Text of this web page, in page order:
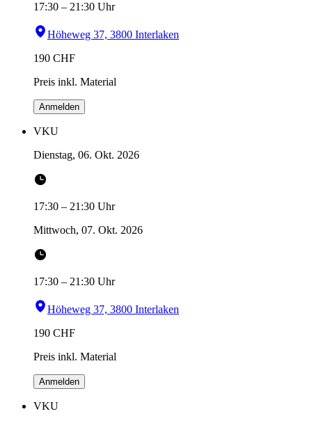
17:30 – 21:30 Uhr
Höheweg 37, 3800 Interlaken
190 CHF
Preis inkl. Material
Anmelden
VKU
Dienstag, 06. Okt. 2026
17:30 – 21:30 Uhr
Mittwoch, 07. Okt. 2026
17:30 – 21:30 Uhr
Höheweg 37, 3800 Interlaken
190 CHF
Preis inkl. Material
Anmelden
VKU